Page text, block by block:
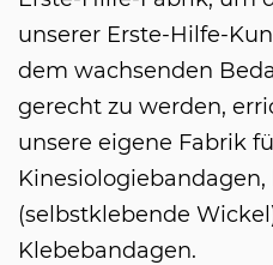
unserer Erste-Hilfe-
dem wachsenden
gerecht zu werden,
unsere eigene Fabrik
(selbstklebende
Klebebandagen.